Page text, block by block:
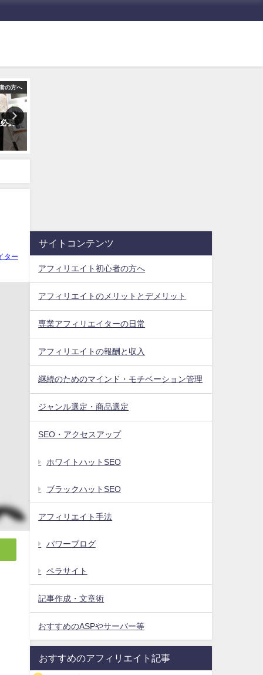
の方へ
要
ター
サイトコンテンツ
アフィリエイト初心者の方へ
アフィリエイトのメリットとデメリット
専業アフィリエイターの日常
アフィリエイトの報酬と収入
継続のためのマインド・モチベーション管理
ジャンル選定・商品選定
SEO・アクセスアップ
ホワイトハットSEO
ブラックハットSEO
アフィリエイト手法
パワーブログ
ペラサイト
記事作成・文章術
おすすめのASPやサーバー等
おすすめのアフィリエイト記事